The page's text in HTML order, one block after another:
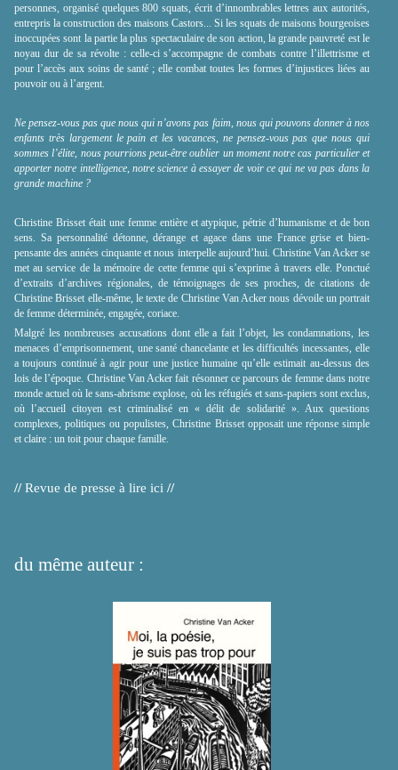
personnes, organisé quelques 800 squats, écrit d’innombrables lettres aux autorités,
entrepris la construction des maisons Castors... Si les squats de maisons bourgeoises
inoccupées sont la partie la plus spectaculaire de son action, la grande pauvreté est le
noyau dur de sa révolte : celle-ci s’accompagne de combats contre l’illettrisme et
pour l’accès aux soins de santé ; elle combat toutes les formes d’injustices liées au
pouvoir ou à l’argent.
Ne pensez-vous pas que nous qui n’avons pas faim, nous qui pouvons donner à nos
enfants très largement le pain et les vacances, ne pensez-vous pas que nous qui
sommes l’élite, nous pourrions peut-être oublier un moment notre cas particulier et
apporter notre intelligence, notre science à essayer de voir ce qui ne va pas dans la
grande machine ?
Christine Brisset était une femme entière et atypique, pétrie d’humanisme et de bon
sens. Sa personnalité détonne, dérange et agace dans une France grise et bien-
pensante des années cinquante et nous interpelle aujourd’hui. Christine Van Acker se
met au service de la mémoire de cette femme qui s’exprime à travers elle. Ponctué
d’extraits d’archives régionales, de témoignages de ses proches, de citations de
Christine Brisset elle-même, le texte de Christine Van Acker nous dévoile un portrait
de femme déterminée, engagée, coriace.
Malgré les nombreuses accusations dont elle a fait l’objet, les condamnations, les
menaces d’emprisonnement, une santé chancelante et les difficultés incessantes, elle
a toujours continué à agir pour une justice humaine qu’elle estimait au-dessus des
lois de l’époque. Christine Van Acker fait résonner ce parcours de femme dans notre
monde actuel où le sans-abrisme explose, où les réfugiés et sans-papiers sont exclus,
où l’accueil citoyen est criminalisé en « délit de solidarité ». Aux questions
complexes, politiques ou populistes, Christine Brisset opposait une réponse simple
et claire : un toit pour chaque famille.
//Revue de presse à lire ici //
du même auteur :